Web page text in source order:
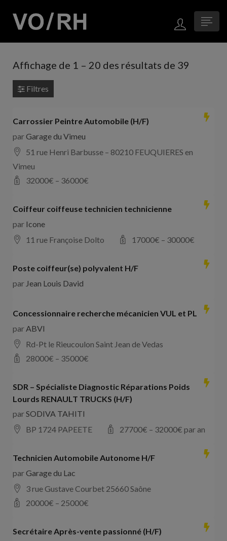
Affichage de 1 – 20 des résultats de 39
Filtres
Carrossier Peintre Automobile (H/F)
parGarage du Vimeu
51 rue Henri Barbusse – 80210 FEUQUIERES en
Vimeu
32000€ – 36000€
Coiffeur coiffeuse technicien technicienne
par Icone
11 rue Françoise Dolto
17000€ – 30000€
Poste coiffeur(se) polyvalent H/F
par Jean Louis David
Concessionnaire recherche mécanicien VUL et PL
parABVI
Rd-Pt le Rieucoulon Saint Jean de Vedas
28000€ – 35000€
SDR – Spécialiste Diagnostic Réparations Poids
Lourds RENAULT TRUCKS (H/F)
parSODIVA TAHITI
BP 1724 PAPEETE
27700€ – 32000€ par an
Technicien Automobile Autonome H/F
parGarage du Lac
3 rue Gustave Courbet 25660 Saône
20000€ – 25000€
Secrétaire Après-vente passionné (H/F)